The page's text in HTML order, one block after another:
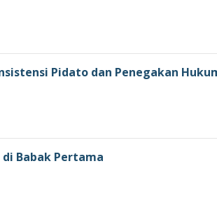
Pidato dan Penegakan
di Babak Pertama